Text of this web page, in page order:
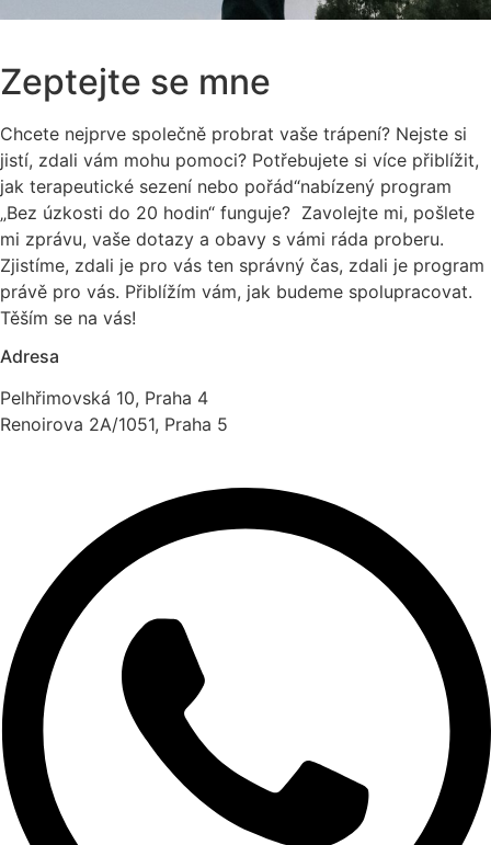
Zeptejte se mne
Chcete nejprve společně probrat vaše trápení? Nejste si
jistí, zdali vám mohu pomoci? Potřebujete si více přiblížit,
jak terapeutické sezení nebo pořád“nabízený program
„Bez úzkosti do 20 hodin“ funguje? Zavolejte mi, pošlete
mi zprávu, vaše dotazy a obavy s vámi ráda proberu.
Zjistíme, zdali je pro vás ten správný čas, zdali je program
právě pro vás. Přiblížím vám, jak budeme spolupracovat.
Těším se na vás!
Adresa
Pelhřimovská 10, Praha 4
Renoirova 2A/1051, Praha 5